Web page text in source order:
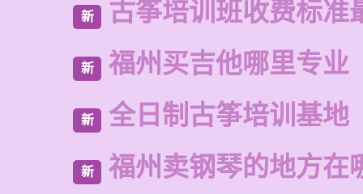
新 古筝培训班收费标准
新 福州买吉他哪里专业
新 全日制古筝培训基地
新 福州卖钢琴的地方在